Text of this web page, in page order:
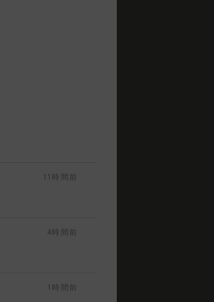
11時間前
4時間前
1時間前